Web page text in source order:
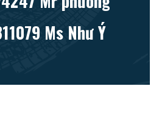
Ms Như Ý